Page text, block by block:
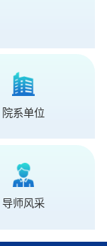
院系单位
导师风采